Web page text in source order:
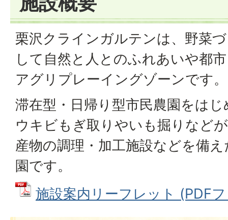
栗沢クラインガルテンは、野菜
して自然と人とのふれあいや都
アグリプレーイングゾーンです。
滞在型・日帰り型市民農園をは
ウキビもぎ取りやいも掘りなど
産物の調理・加工施設などを備
園です。
施設案内リーフレット (PDF